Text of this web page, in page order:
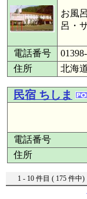
お風
呂・
電話番号
住所
北海
民宿 ちしま
電話番号
住所
1 - 10 件目 ( 175 件